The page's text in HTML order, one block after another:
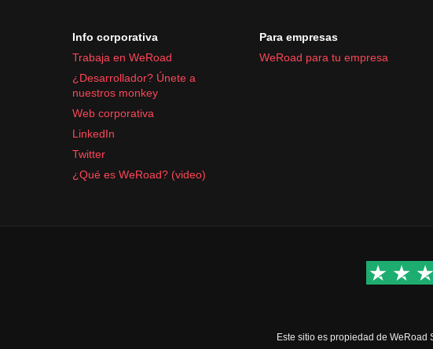
Info corporativa
Trabaja en WeRoad
¿Desarrollador? Únete a
nuestros monkey
Web corporativa
LinkedIn
Twitter
¿Qué es WeRoad? (video)
Para empresas
WeRoad para tu empresa
Este sitio es propiedad de WeRoad